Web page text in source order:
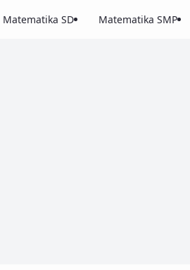
Matematika SD Matematika SMP